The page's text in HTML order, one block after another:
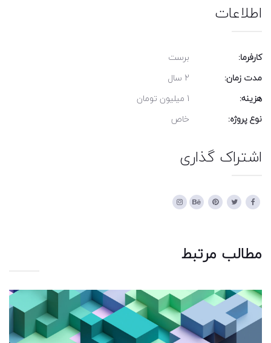
اطلاعات
کارفرما:
برست
مدت زمان:
2 سال
هزینه:
1 میلیون تومان
نوع پروژه:
خاص
اشتراک گذاری
مطالب مرتبط